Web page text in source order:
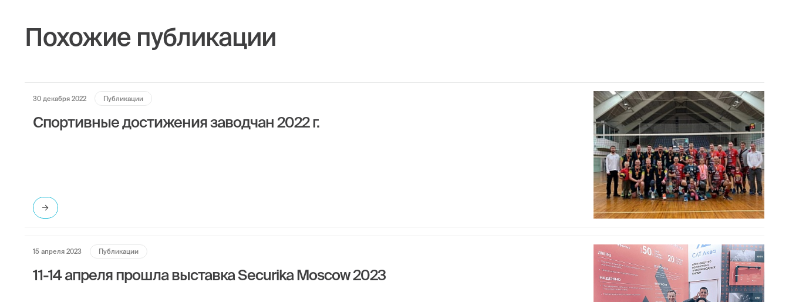
Похожие публикации
30 декабря 2022 Публикации
Спортивные достижения заводчан 2022 г.
15 апреля 2023 Публикации
11-14 апреля прошла выставка Securika Moscow 2023